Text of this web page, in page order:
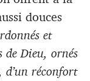
douces
et
de Dieu, ornés
réconfort